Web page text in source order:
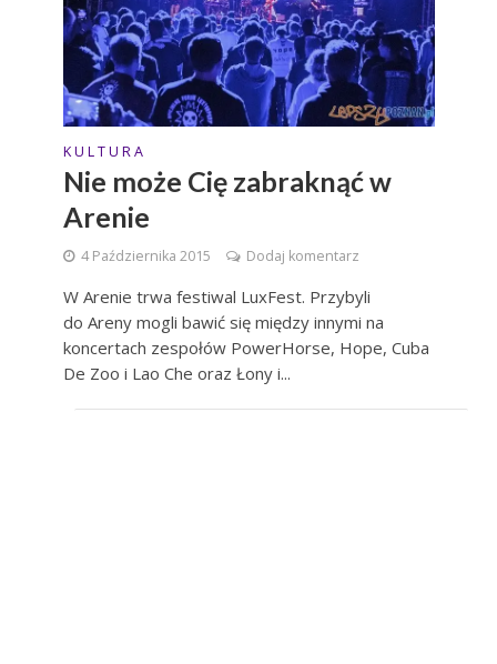
K U L T U R A
Nie może Cię zabraknąć w
Arenie
4 Października 2015 Dodaj komentarz
W Arenie trwa festiwal LuxFest. Przybyli
do Areny mogli bawić się między innymi na
koncertach zespołów PowerHorse, Hope, Cuba
De Zoo i Lao Che oraz Łony i...